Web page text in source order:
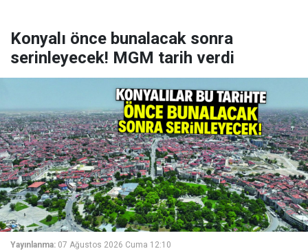
Konyalı önce bunalacak sonra
serinleyecek! MGM tarih verdi
Yayınlanma: 07 Ağustos 2026 Cuma 12:10